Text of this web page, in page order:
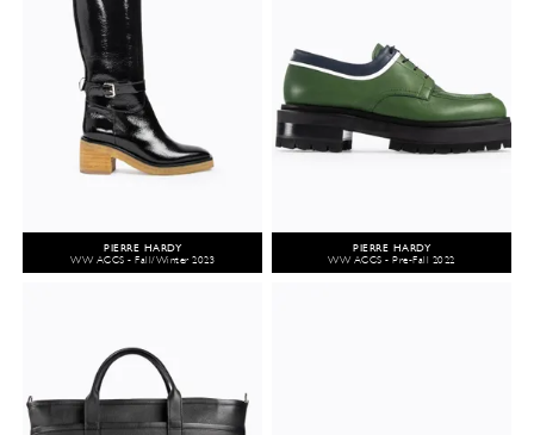
PIERRE HARDY
WW ACCS - Fall/Winter 2023
PIERRE HARDY
WW ACCS - Pre-Fall 2022